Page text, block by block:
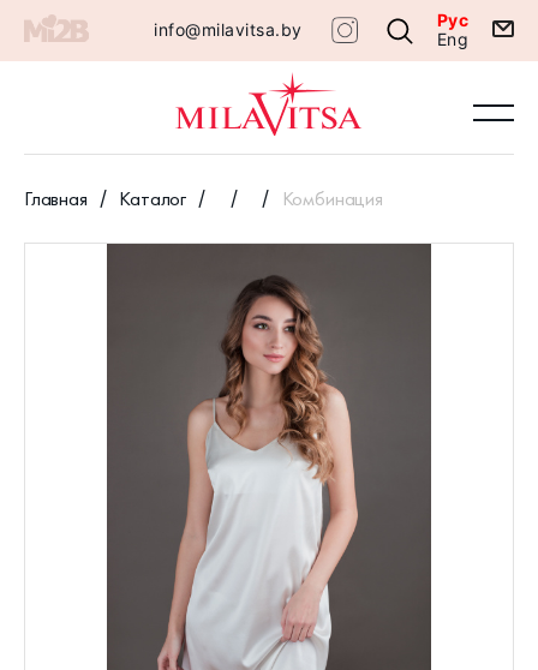
info@milavitsa.by
Рус
Eng
Главная Каталог Комбинация